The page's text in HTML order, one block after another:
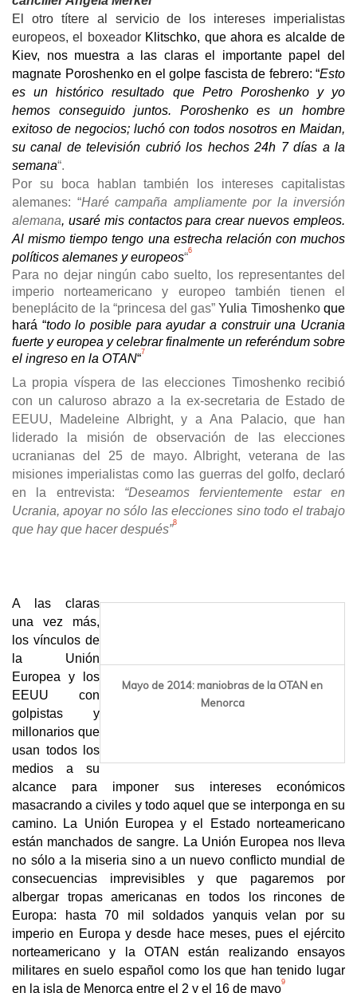
El otro títere al servicio de los intereses imperialistas
europeos, el boxeador Klitschko, que ahora es alcalde de
Kiev, nos muestra a las claras el importante papel del
magnate Poroshenko en el golpe fascista de febrero: “Esto
es un histórico resultado que Petro Poroshenko y yo
hemos conseguido juntos. Poroshenko es un hombre
exitoso de negocios; luchó con todos nosotros en Maidan,
su canal de televisión cubrió los hechos 24h 7 días a la
semana“.
Por su boca hablan también los intereses capitalistas
alemanes: “Haré campaña ampliamente por la inversión
alemana, usaré mis contactos para crear nuevos empleos.
Al mismo tiempo tengo una estrecha relación con muchos
políticos alemanes y europeos“6
Para no dejar ningún cabo suelto, los representantes del
imperio norteamericano y europeo también tienen el
beneplácito de la “princesa del gas”Yulia Timoshenkoque
hará “todo lo posible para ayudar a construir una Ucrania
fuerte y europea y celebrar finalmente un referéndum sobre
el ingreso en la OTAN“7
La propia víspera de las elecciones Timoshenko recibió
con un caluroso abrazo a la ex-secretaria de Estado de
EEUU, Madeleine Albright, y a Ana Palacio, que han
liderado la misión de observación de las elecciones
ucranianas del 25 de mayo. Albright, veterana de las
misiones imperialistas como las guerras del golfo, declaró
en la entrevista: “Deseamos fervientemente estar en
Ucrania, apoyar no sólo las elecciones sino todo el trabajo
que hay que hacer después”8
Mayo de 2014: maniobras de la OTAN en
Menorca
A las claras
una vez más,
los vínculos de
la Unión
Europea y los
EEUU con
golpistas y
millonarios que
usan todos los
medios a su
alcance para imponer sus intereses económicos
masacrando a civiles y todo aquel que se interponga en su
camino. La Unión Europea y el Estado norteamericano
están manchados de sangre. La Unión Europea nos lleva
no sólo a la miseria sino a un nuevo conflicto mundial de
consecuencias imprevisibles y que pagaremos por
albergar tropas americanas en todos los rincones de
Europa: hasta 70 mil soldados yanquis velan por su
imperio en Europa y desde hace meses, pues el ejército
norteamericano y la OTAN están realizando ensayos
militares en suelo español como los que han tenido lugar
en la isla de Menorca entre el 2 y el 16 de mayo9